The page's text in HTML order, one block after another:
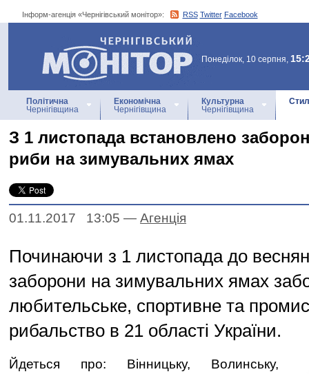
Інформ-агенція «Чернігівський монітор»: RSS Twitter Facebook
Інформ-агенція
«Чернігівський монітор»
Понеділок, 10 серпня,
Політична
Чернігівщина
Економічна
Чернігівщина
Культурна
Чернігівщина
З 1 листопада встановлено
риби на зимувальних ямах
01.11.2017 13:05 — Агенцiя
Починаючи з 1 листопада до
заборони на зимувальних ямах
любительське, спортивне та
рибальство в 21 області України.
Йдеться про: Вінницьку, Волинську,